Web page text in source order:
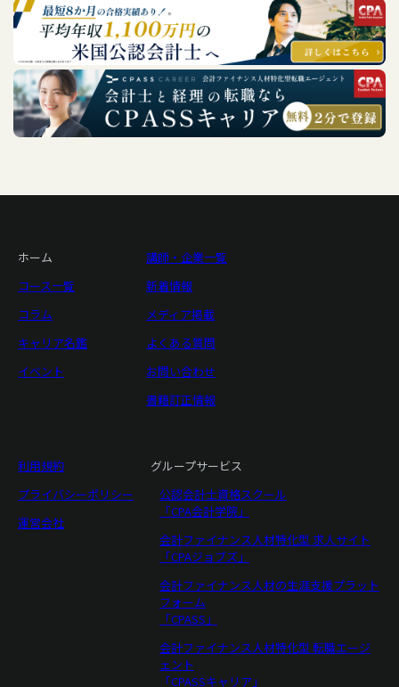
ホーム
コース一覧
コラム
キャリア名鑑
イベント
講師・企業一覧
新着情報
メディア掲載
よくある質問
お問い合わせ
書籍訂正情報
利用規約
プライバシーポリシー
運営会社
グループサービス
公認会計士資格スクール
「CPA会計学院」
会計ファイナンス人材特化型 求人サイト
「CPAジョブズ」
会計ファイナンス人材の生涯支援プラット
フォーム
「CPASS」
会計ファイナンス人材特化型 転職エージ
ェント
「CPASSキャリア」